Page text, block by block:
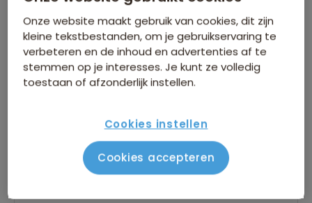
Kan ik ook eerst een optie nemen op een
reis?
De reis van mijn keuze heeft nog geen
gegarandeerd vertrek. Wat nu?
Onze website maakt gebruik van cookies, dit zijn
kleine tekstbestanden, om je gebruikservaring te
verbeteren en de inhoud en advertenties af te
stemmen op je interesses. Je kunt ze volledig
toestaan of afzonderlijk instellen.
Cookies instellen
Cookies accepteren